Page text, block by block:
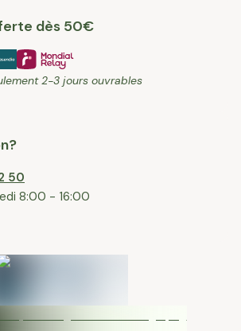
dès 50€
2-3 jours ouvrables
50
8:00 - 16:00